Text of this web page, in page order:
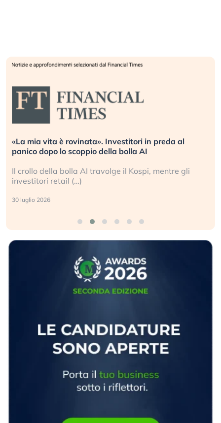
«La mia vita è rovinata». Investitori in preda al
panico dopo lo scoppio della bolla AI
Il crollo della bolla AI travolge il Kospi, mentre gli
investitori retail (…)
30 luglio 2026